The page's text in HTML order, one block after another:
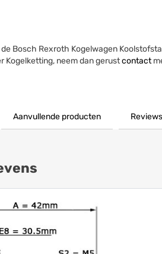
Bosch Rexroth Kogelwagen
Kogelketting, neem dan gerustcontact
Aanvullende producten Reviews